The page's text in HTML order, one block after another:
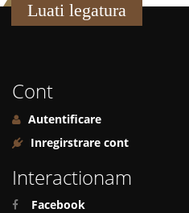
Luati legatura
Cont
Autentificare
Inregirstrare cont
Interactionam
Facebook